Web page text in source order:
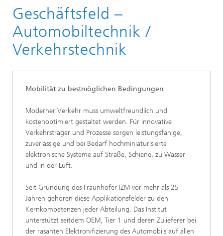
Geschäftsfelder
Geschäftsfeld –
Automobiltechnik /
Verkehrstechnik
Mobilität zu bestmöglichen Bedingungen
Moderner Verkehr muss umweltfreundlich und
kostenoptimiert gestaltet werden. Für innovative
Verkehrsträger und Prozesse sorgen leistungsfähige,
zuverlässige und bei Bedarf hochminiaturisierte
elektronische Systeme auf Straße, Schiene, zu Wasser
und in der Luft.
Seit Gründung des Fraunhofer IZM vor mehr als 25
Jahren gehören diese Applikationsfelder zu den
Kernkompetenzen jeder Abteilung. Das Institut
unterstützt seitdem OEM, Tier 1 und deren Zulieferer bei
der rasanten Elektronifizierung des Automobils auf allen